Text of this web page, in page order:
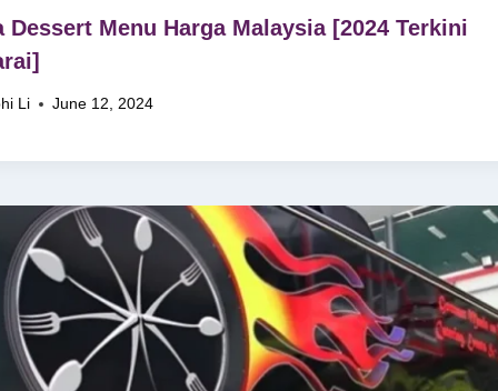
Dessert Menu Harga Malaysia [2024 Terkini
Li June 12, 2024